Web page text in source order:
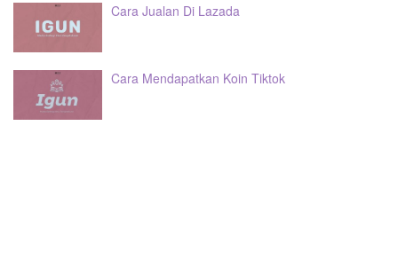
Cara Jualan Di Lazada
Cara Mendapatkan Koin Tiktok